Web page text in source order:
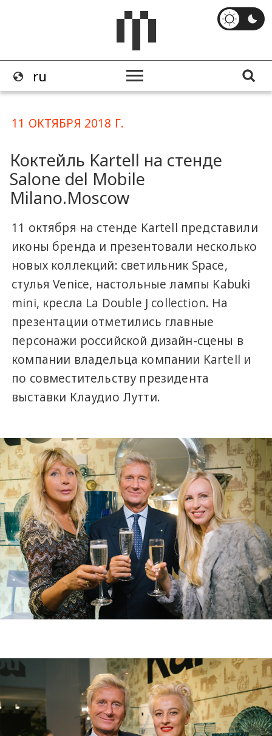
11 ОКТЯБРЯ 2018 Г.
Коктейль Kartell на стенде
Salone del Mobile
Milano.Moscow
11 октября на стенде Kartell представили
иконы бренда и презентовали несколько
новых коллекций: светильник Space,
стулья Venice, настольные лампы Kabuki
mini, кресла La Double J collection. На
презентации отметились главные
персонажи российской дизайн-сцены в
компании владельца компании Kartell и
по совместительству президента
выставки Клаудио Лутти.